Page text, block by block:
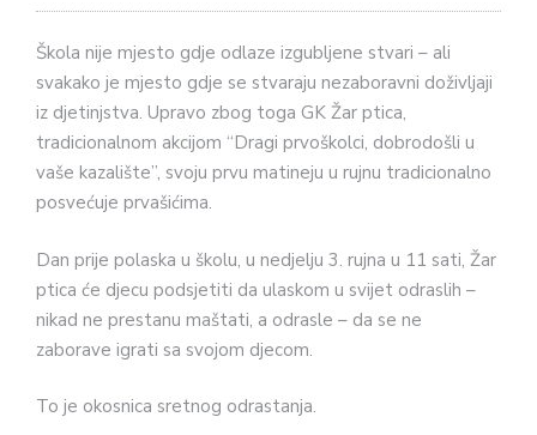
Škola nije mjesto gdje odlaze izgubljene stvari – ali
svakako je mjesto gdje se stvaraju nezaboravni doživljaji
iz djetinjstva. Upravo zbog toga GK Žar ptica,
tradicionalnom akcijom “Dragi prvoškolci, dobrodošli u
vaše kazalište”, svoju prvu matineju u rujnu tradicionalno
posvećuje prvašićima.
Dan prije polaska u školu, u nedjelju 3. rujna u 11 sati, Žar
ptica će djecu podsjetiti da ulaskom u svijet odraslih –
nikad ne prestanu maštati, a odrasle – da se ne
zaborave igrati sa svojom djecom.
To je okosnica sretnog odrastanja.